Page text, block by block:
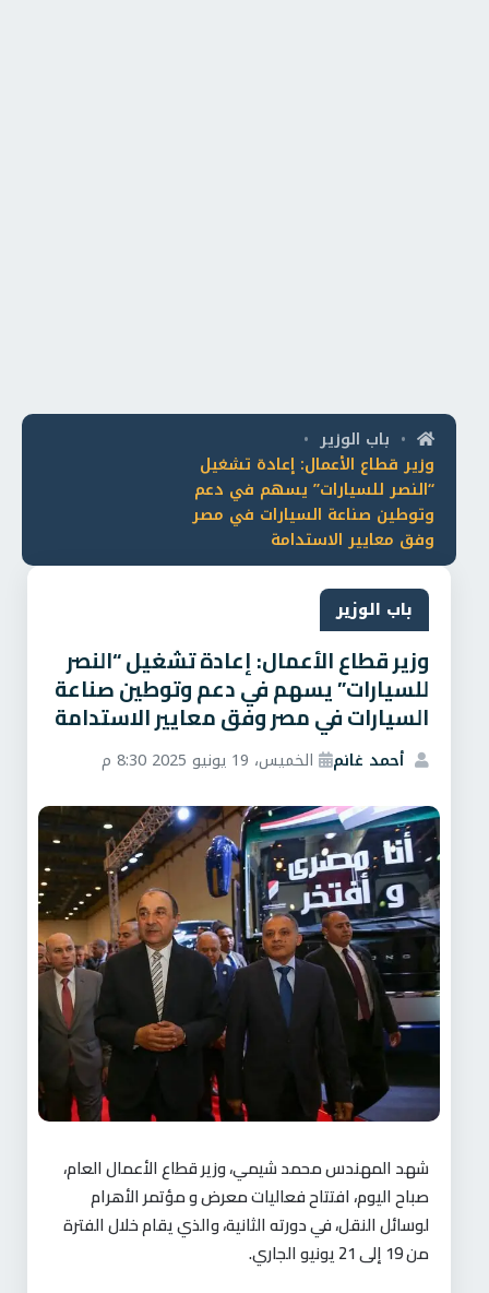
• باب الوزير •
وزير قطاع الأعمال: إعادة تشغيل
“النصر للسيارات” يسهم في دعم
وتوطين صناعة السيارات في ‏مصر
وفق معايير الاستدامة
باب الوزير
وزير قطاع الأعمال: إعادة تشغيل “النصر
للسيارات” يسهم في دعم وتوطين صناعة
السيارات في ‏مصر وفق معايير الاستدامة
أحمد غانم الخميس، 19 يونيو 2025 8:30 م
شهد المهندس محمد شيمي، وزير قطاع الأعمال العام،
صباح اليوم، افتتاح فعاليات معرض و مؤتمر الأهرام
لوسائل النقل، في دورته الثانية، والذي يقام خلال الفترة
من 19 إلى 21 يونيو الجاري.